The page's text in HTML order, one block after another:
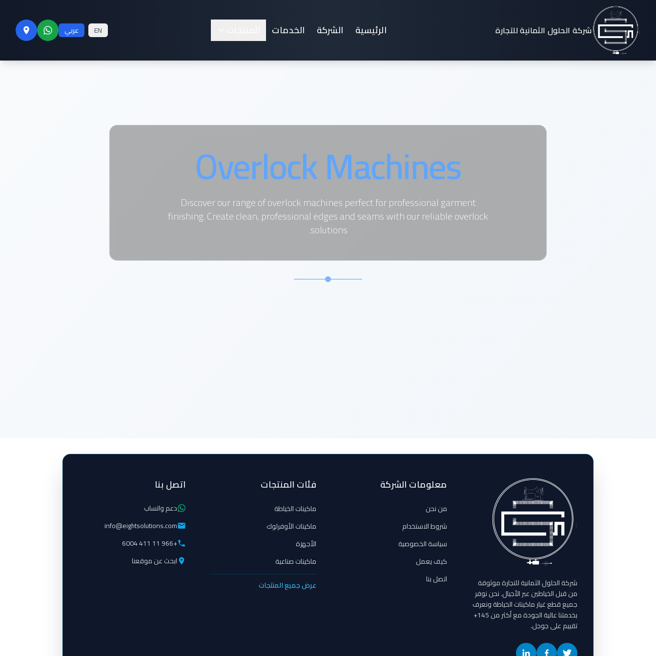
شركة الحلول الثمانية للتجارة الرئيسية الشركة الخدمات EN عربي
Overlock Machines
Discover our range of overlock machines perfect for professional garment
finishing. Create clean, professional edges and seams with our reliable overlock
solutions.
شركة الحلول الثمانية للتجارة موثوقة
من قبل الخياطين عبر الأجيال. نحن نوفر
جميع قطع غيار ماكينات الخياطة ونعرف
بخدمتنا عالية الجودة مع أكثر من 145+
تقييم على جوجل.
معلومات الشركة
من نحن
شروط الاستخدام
سياسة الخصوصية
كيف يعمل
اتصل بنا
فئات المنتجات
ماكينات الخياطة
ماكينات الأوفرلوك
الأجهزة
ماكينات صناعية
عرض جميع المنتجات
اتصل بنا
دعم واتساب
info@eightsolutions.com
+966 11 411 6004
ابحث عن موقعنا